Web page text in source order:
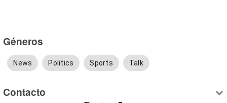
Géneros
News Politics Sports Talk
Contacto